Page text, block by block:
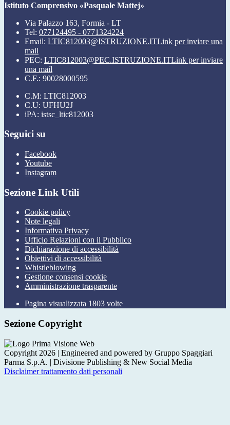
Istituto Comprensivo «Pasquale Mattej»
Via Palazzo 163, Formia - LT
Tel: 077124495 - 0771324224
Email: LTIC812003@ISTRUZIONE.ITLink per inviare una
mail
PEC: LTIC812003@PEC.ISTRUZIONE.ITLink per inviare
una mail
C.F.: 90028000595
C.M: LTIC812003
C.U: UFHU2J
iPA: istsc_ltic812003
Seguici su
Facebook
Youtube
Instagram
Sezione Link Utili
Cookie policy
Note legali
Informativa Privacy
Ufficio Relazioni con il Pubblico
Dichiarazione di accessibilità
Obiettivi di accessibilità
Whistleblowing
Gestione consensi cookie
Amministrazione trasparente
Pagina visualizzata 1803 volte
Sezione Copyright
Copyright 2026 | Engineered and powered by Gruppo Spaggiari
Parma S.p.A. | Divisione Publishing & New Social Media
Disclaimer trattamento dati personali